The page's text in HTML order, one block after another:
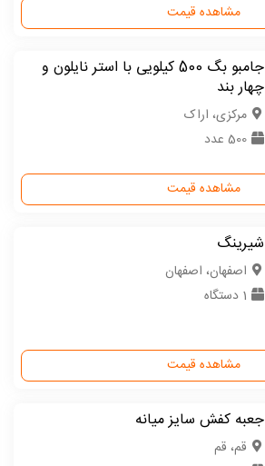
مشاهده قیمت
جامبو بگ 500 کیلویی با استر نایلون و
چهار بند
مركزی، اراک
500 عدد
مشاهده قیمت
شیرینگ
اصفهان، اصفهان
1 دستگاه
مشاهده قیمت
جعبه کفش سایز میانه
قم، قم